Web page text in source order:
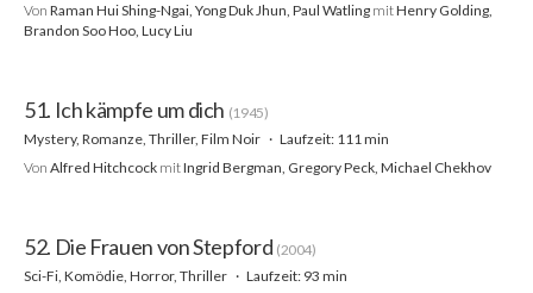
Von Raman Hui Shing-Ngai, Yong Duk Jhun, Paul Watling mitHenry Golding,
Brandon Soo Hoo, Lucy Liu
51. Ich kämpfe um dich (1945)
Mystery, Romanze, Thriller, Film Noir
Laufzeit: 111 min
Von Alfred Hitchcock mitIngrid Bergman, Gregory Peck, Michael Chekhov
52. Die Frauen von Stepford (2004)
Sci-Fi, Komödie, Horror, Thriller
Laufzeit: 93 min